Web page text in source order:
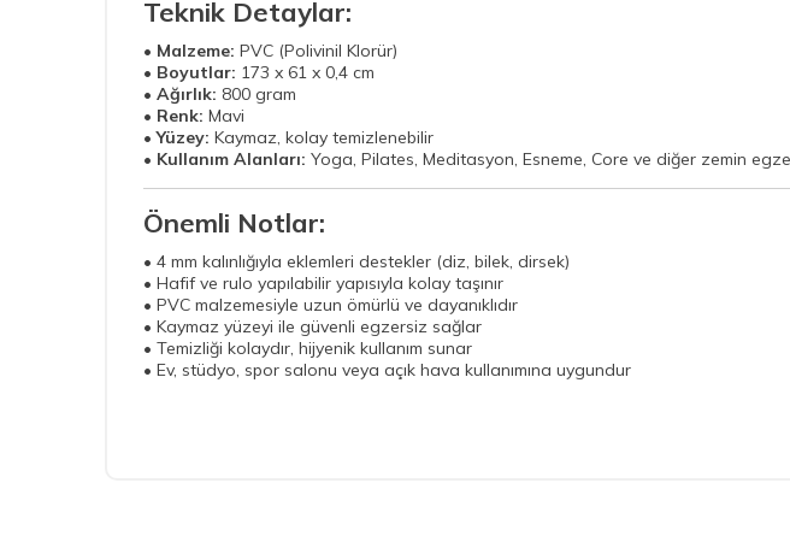
Teknik Detaylar:
• Malzeme: PVC (Polivinil Klorür)
• Boyutlar: 173 x 61 x 0,4 cm
• Ağırlık: 800 gram
• Renk: Mavi
•Yüzey: Kaymaz, kolay temizlenebilir
• Kullanım Alanları: Yoga, Pilates, Meditasyon, Esneme, Core ve diğer zemin
Önemli Notlar:
• 4 mm kalınlığıyla eklemleri destekler (diz, bilek, dirsek)
• Hafif ve rulo yapılabilir yapısıyla kolay taşınır
• PVC malzemesiyle uzun ömürlü ve dayanıklıdır
• Kaymaz yüzeyi ile güvenli egzersiz sağlar
• Temizliği kolaydır, hijyenik kullanım sunar
• Ev, stüdyo, spor salonu veya açık hava kullanımına uygundur